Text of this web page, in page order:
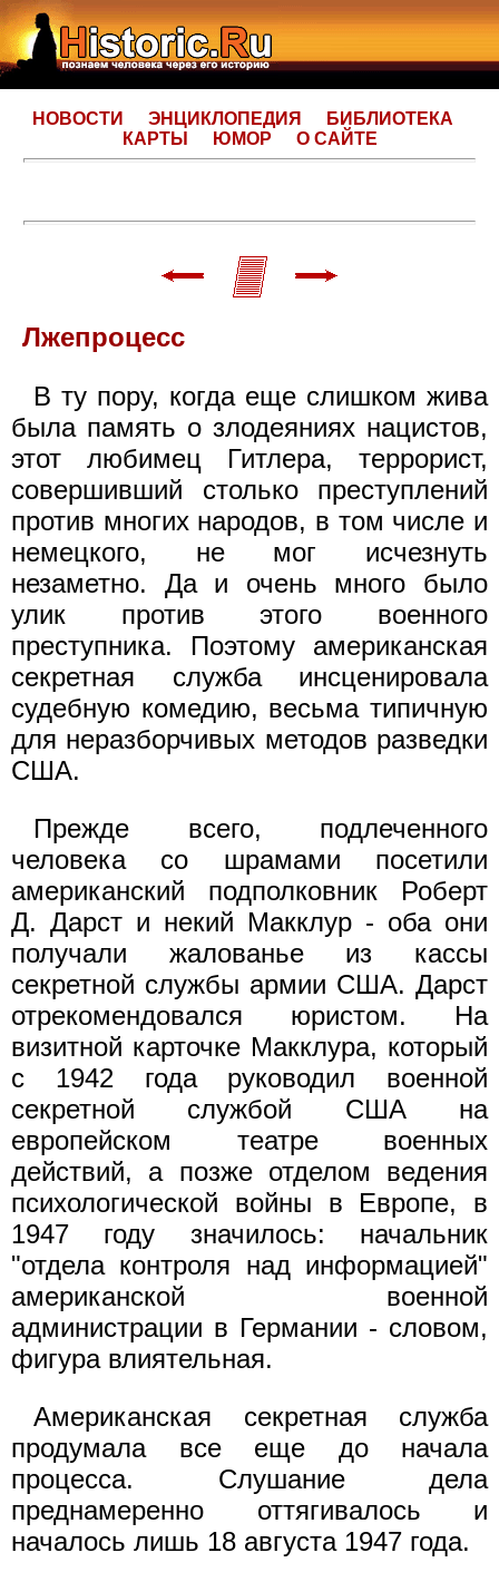
НОВОСТИ ЭНЦИКЛОПЕДИЯ
БИБЛИОТЕКА
КАРТЫ
ЮМОР О САЙТЕ
Лжепроцесс
В ту пору, когда еще слишком жива
была память о злодеяниях нацистов,
этот любимец Гитлера, террорист,
совершивший столько преступлений
против многих народов, в том числе и
немецкого, не мог исчезнуть
незаметно. Да и очень много было
улик против этого военного
преступника. Поэтому американская
секретная служба инсценировала
судебную комедию, весьма типичную
для неразборчивых методов разведки
США.
Прежде всего, подлеченного
человека со шрамами посетили
американский подполковник Роберт
Д. Дарст и некий Макклур - оба они
получали жалованье из кассы
секретной службы армии США. Дарст
отрекомендовался юристом. На
визитной карточке Макклура, который
с 1942 года руководил военной
секретной службой США на
европейском театре военных
действий, а позже отделом ведения
психологической войны в Европе, в
1947 году значилось: начальник
"отдела контроля над информацией"
американской военной
администрации в Германии - словом,
фигура влиятельная.
Американская секретная служба
продумала все еще до начала
процесса. Слушание дела
преднамеренно оттягивалось и
началось лишь 18 августа 1947 года.